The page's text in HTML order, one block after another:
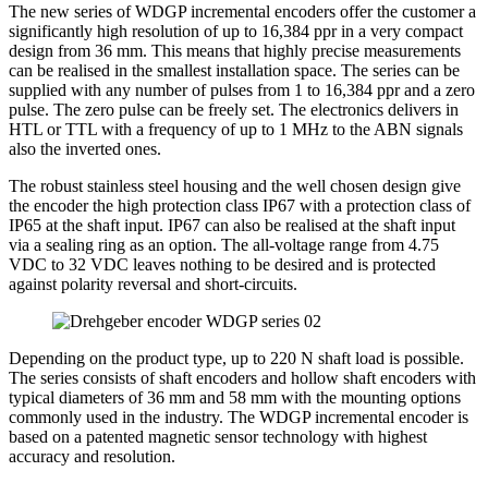
The new series of WDGP incremental encoders offer the customer a
significantly high resolution of up to 16,384 ppr in a very compact
design from 36 mm. This means that highly precise measurements
can be realised in the smallest installation space. The series can be
supplied with any number of pulses from 1 to 16,384 ppr and a zero
pulse. The zero pulse can be freely set. The electronics delivers in
HTL or TTL with a frequency of up to 1 MHz to the ABN signals
also the inverted ones.
The robust stainless steel housing and the well chosen design give
the encoder the high protection class IP67 with a protection class of
IP65 at the shaft input. IP67 can also be realised at the shaft input
via a sealing ring as an option. The all-voltage range from 4.75
VDC to 32 VDC leaves nothing to be desired and is protected
against polarity reversal and short-circuits.
Depending on the product type, up to 220 N shaft load is possible.
The series consists of shaft encoders and hollow shaft encoders with
typical diameters of 36 mm and 58 mm with the mounting options
commonly used in the industry. The WDGP incremental encoder is
based on a patented magnetic sensor technology with highest
accuracy and resolution.